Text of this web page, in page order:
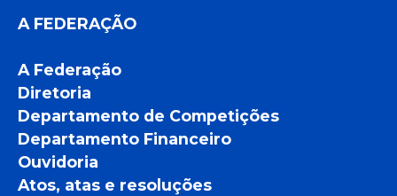
A FEDERAÇÃO
A Federação
Diretoria
Departamento de Competições
Departamento Financeiro
Ouvidoria
Atos, atas e resoluções